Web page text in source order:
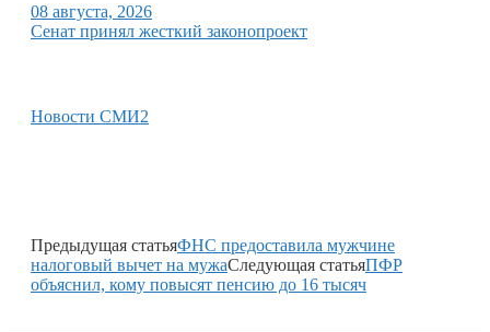
08 августа, 2026
Сенат принял жесткий законопроект
Новости СМИ2
Предыдущая статьяФНС предоставила мужчине
налоговый вычет на мужаСледующая статьяПФР
объяснил, кому повысят пенсию до 16 тысяч